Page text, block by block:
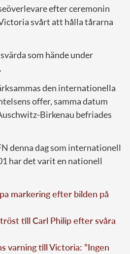
efter ceremonin
svårt att hålla tårarna
som hände under
den internationella
offer, samma datum
Birkenau befriades
denna dag som internationell
har det varit en nationell
markering efter bilden på
till Carl Philip efter svåra
varning till Victoria: ”Ingen